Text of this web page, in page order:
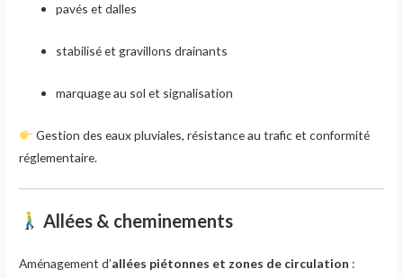
pavés et dalles
stabilisé et gravillons drainants
marquage au sol et signalisation
Gestion des eaux pluviales, résistance au trafic et conformité
réglementaire.
Allées & cheminements
Aménagement d’allées piétonnes et zones de circulation :